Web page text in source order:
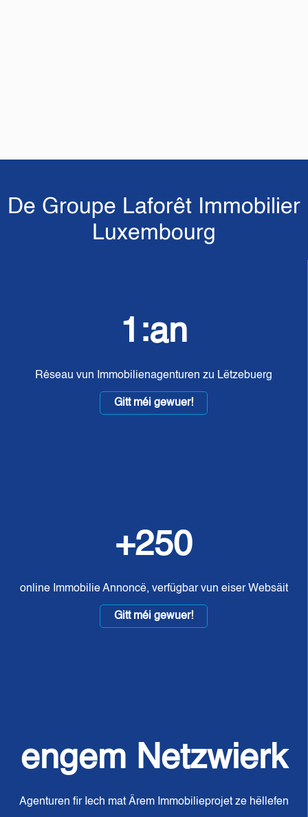
De Groupe Laforêt Immobilier
Luxembourg
1:an
Réseau vun Immobilienagenturen zu Lëtzebuerg
Gitt méi gewuer!
+250
online Immobilie Annoncë, verfügbar vun eiser Websäit
Gitt méi gewuer!
engem Netzwierk
Agenturen fir Iech mat Ärem Immobilieprojet ze hëllefen